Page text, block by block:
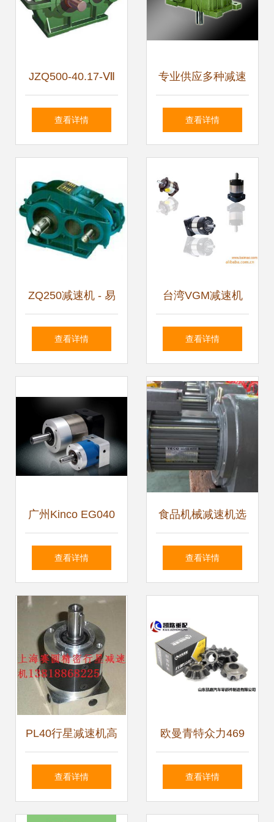
指南
JZQ500-40.17-Ⅶ
型圆柱齿轮减速机
解析
查看详情
专业供应多种减速
机，型号齐全，助
查看详情
ZQ250减速机 - 易
展工控展览网
查看详情
台湾VGM减速机
行星减速机在升降
查看详情
广州Kinco EG040
低背隙伺服专用减
数及换向器说明
查看详情
食品机械减速机选
购指南 价格、批发
器解析
查看详情
PL40行星减速机高
清大图与升降设备
查看详情
欧曼青特众力469
桥中桥主减速器总
查看详情